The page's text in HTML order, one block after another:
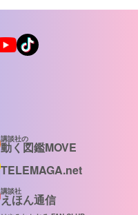
講談社の
動く図鑑MOVE
TELEMAGA.net
講談社
えほん通信